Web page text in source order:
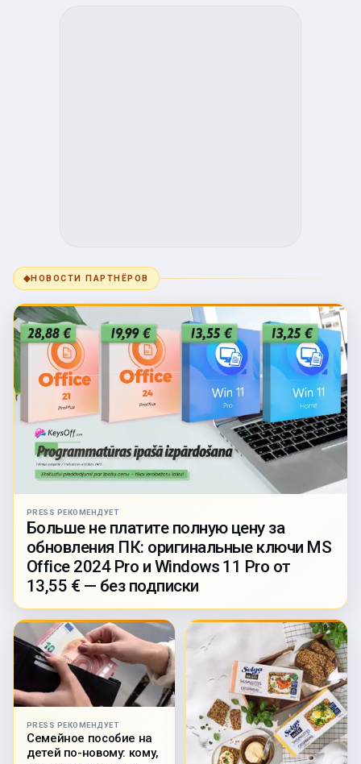
◆НОВОСТИ ПАРТНЁРОВ
PRESS РЕКОМЕНДУЕТ
Больше не платите полную цену за
обновления ПК: оригинальные ключи MS
Office 2024 Pro и Windows 11 Pro от
13,55 € — без подписки
PRESS РЕКОМЕНДУЕТ
Семейное пособие на
детей по-новому: кому,